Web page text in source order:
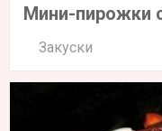
Мини-пирожки
Закуски